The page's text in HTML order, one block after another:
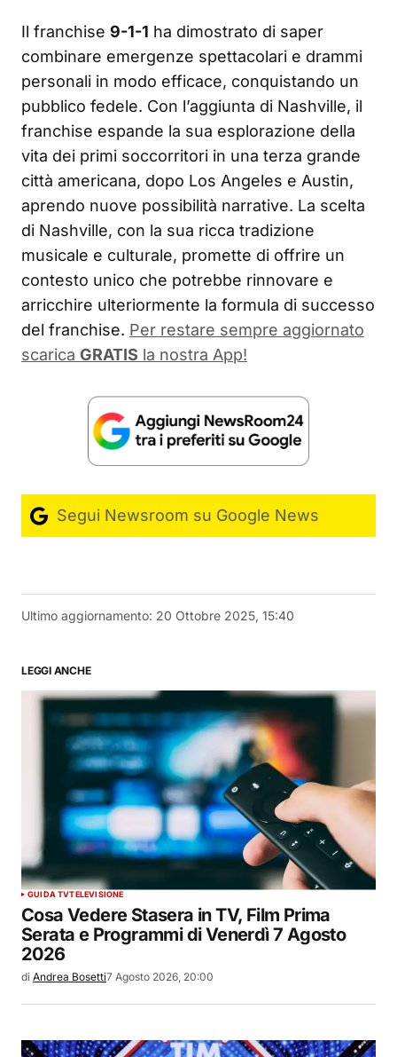
Il franchise 9-1-1 ha dimostrato di saper
combinare emergenze spettacolari e drammi
personali in modo efficace, conquistando un
pubblico fedele. Con l’aggiunta di Nashville, il
franchise espande la sua esplorazione della
vita dei primi soccorritori in una terza grande
città americana, dopo Los Angeles e Austin,
aprendo nuove possibilità narrative. La scelta
di Nashville, con la sua ricca tradizione
musicale e culturale, promette di offrire un
contesto unico che potrebbe rinnovare e
arricchire ulteriormente la formula di successo
del franchise. Per restare sempre aggiornato
scarica GRATIS la nostra App!
Segui Newsroom su Google News
Ultimo aggiornamento: 20 Ottobre 2025, 15:40
LEGGI ANCHE
GUIDA TVTELEVISIONE
Cosa Vedere Stasera in TV, Film Prima
Serata e Programmi di Venerdì 7 Agosto
2026
di Andrea Bosetti7 Agosto 2026, 20:00